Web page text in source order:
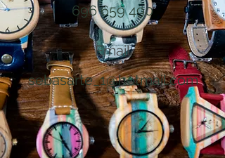
696 659 490
Email
sebasarte_1@hotmail.com